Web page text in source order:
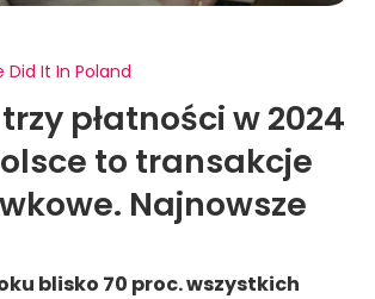
Did It In Poland
płatności w 2024
to transakcje
Najnowsze
blisko 70 proc. wszystkich